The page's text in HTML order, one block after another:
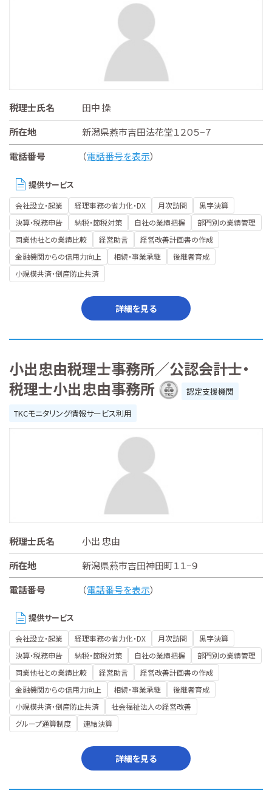
税理士氏名
田中 操
所在地
新潟県燕市吉田法花堂１２０５−７
電話番号
（電話番号を表示）
提供サービス
会社設立・起業 経理事務の省力化・DX 月次訪問
黒字決算
決算・税務申告
納税・節税対策 自社の業績把握
部門別の業績管理
同業他社との業績比較
経営助言
経営改善計画書の作成
金融機関からの信用力向上
相続・事業承継
後継者育成
小規模共済・倒産防止共済
詳細を見る
小出忠由税理士事務所／公認会計士・
税理士小出忠由事務所
認定支援機関
TKCモニタリング情報サービス利用
税理士氏名
小出 忠由
所在地
新潟県燕市吉田神田町１１−９
電話番号
（電話番号を表示）
提供サービス
会社設立・起業 経理事務の省力化・DX 月次訪問
黒字決算
決算・税務申告
納税・節税対策 自社の業績把握
部門別の業績管理
同業他社との業績比較
経営助言
経営改善計画書の作成
金融機関からの信用力向上
相続・事業承継
後継者育成
小規模共済・倒産防止共済
社会福祉法人の経営改善
グループ通算制度
連結決算
詳細を見る